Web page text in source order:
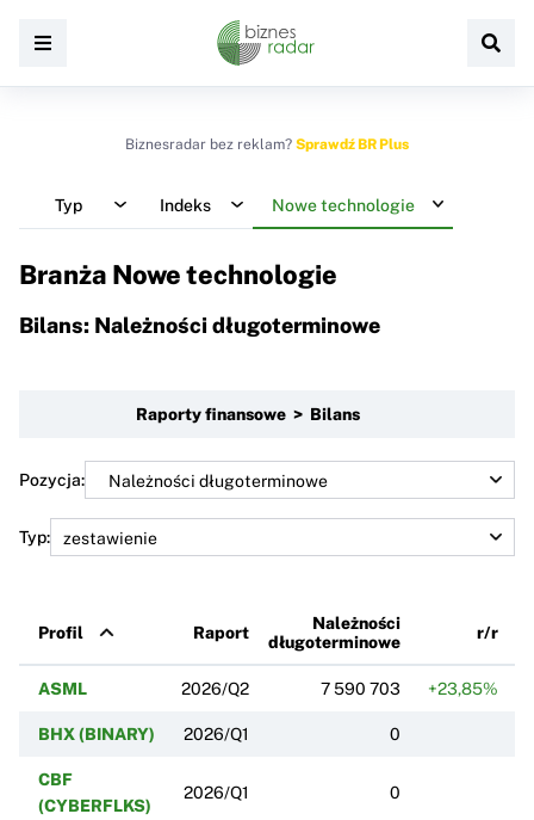
Biznesradar bez reklam? Sprawdź BR Plus
Typ Indeks Nowe technologie
Branża Nowe technologie
Bilans: Należności długoterminowe
Raporty finansowe > Bilans
Pozycja:
Typ:
Profil Raport
Należności
długoterminowe
r/r
ASML 2026/Q2 7 590 703 +23,85%
BHX (BINARY) 2026/Q1 0
CBF
(CYBERFLKS)
2026/Q1 0